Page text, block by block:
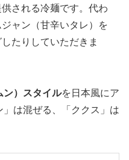
供される冷麺です。代わ
ャン（甘辛いタレ）を
たりしていただきま
ン）スタイルを日本風にア
は混ぜる、「ククス」は